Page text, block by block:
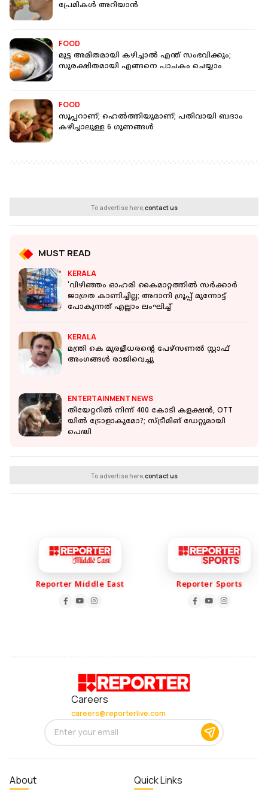
പ്രേമികള്‍ അറിയാന്‍
FOOD
മുട്ട അമിതമായി കഴിച്ചാല്‍ എന്ത് സംഭവിക്കും;
സുരക്ഷിതമായി എങ്ങനെ പാചകം ചെയ്യാം
FOOD
സൂപ്പറാണ്; ഹെല്‍ത്തിയുമാണ്; പതിവായി ബദാം
കഴിച്ചാലുള്ള 6 ഗുണങ്ങള്‍
To advertise here,contact us
MUST READ
KERALA
'വിഴിഞ്ഞം ഓഹരി കൈമാറ്റത്തിൽ സർക്കാർ
ജാഗ്രത കാണിച്ചില്ല; അദാനി ഗ്രൂപ്പ് മുന്നോട്ട്
പോകുന്നത് എല്ലാം ലംഘിച്ച്'
KERALA
മന്ത്രി കെ മുരളീധരന്റെ പേഴ്‌സണൽ സ്റ്റാഫ്
അംഗങ്ങൾ രാജിവെച്ചു
ENTERTAINMENT NEWS
തിയേറ്ററിൽ നിന്ന് 400 കോടി കളക്ഷൻ, OTT
യിൽ ട്രോളാകുമോ?; സ്ട്രീമിങ് ഡേറ്റുമായി
പെദ്ധി
To advertise here,contact us
Reporter Middle East Reporter Sports
Careers
careers@reporterlive.com
About Quick Links